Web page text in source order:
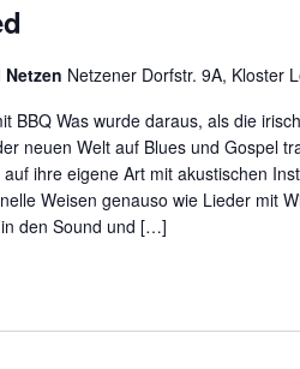
Netzener Dorfstr. 9A, Kloster
BBQ Was wurde daraus, als die
neuen Welt auf Blues und Gospel
ihre eigene Art mit akustischen
Weisen genauso wie Lieder mit
den Sound und […]